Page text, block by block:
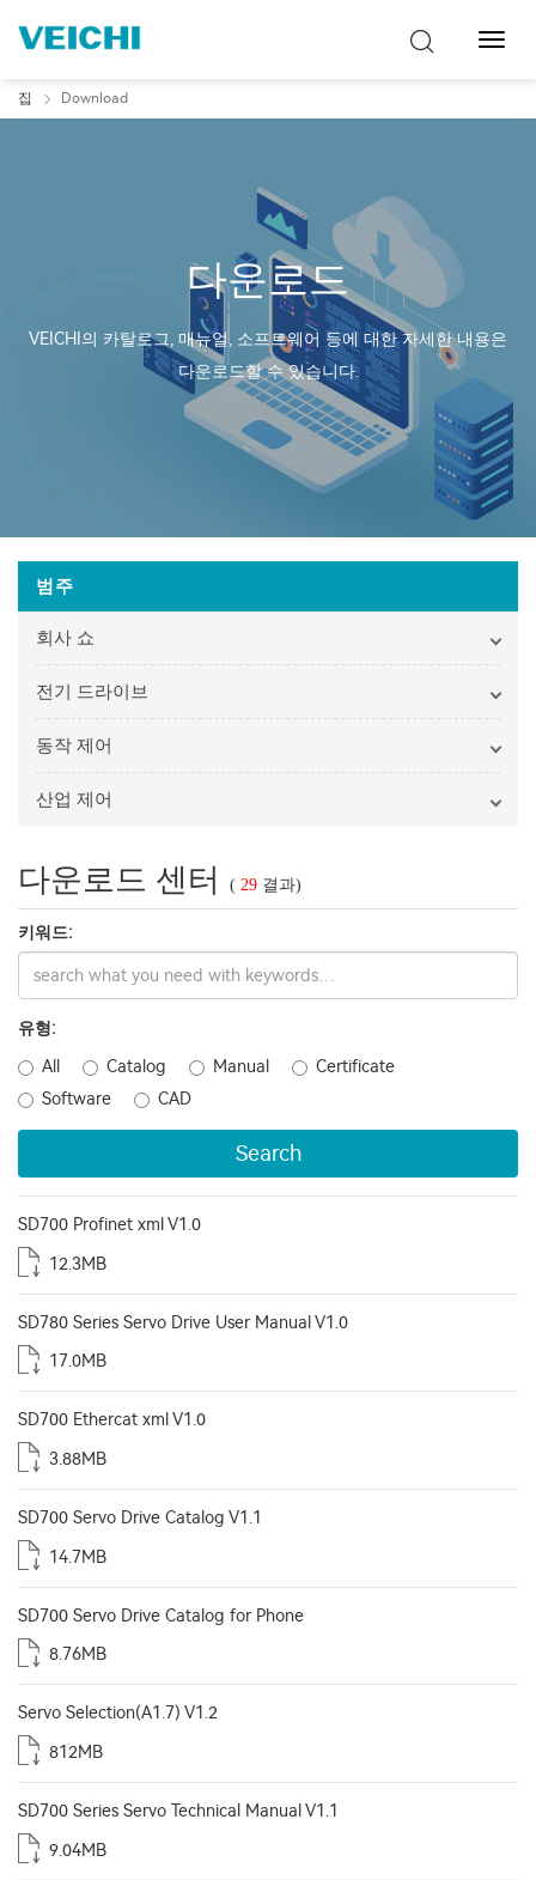
탐
집 Download
다운로드
VEICHI의 카탈로그, 매뉴얼, 소프트웨어 등에 대한 자세한 내용은
다운로드할 수 있습니다.
범주
회사 쇼
전기 드라이브
동작 제어
산업 제어
다운로드 센터 ( 29 결과)
키워드:
유형:
All
Catalog Manual
Certificate
Software
CAD
Search
SD700 Profinet xml V1.0
12.3MB
SD780 Series Servo Drive User Manual V1.0
17.0MB
SD700 Ethercat xml V1.0
3.88MB
SD700 Servo Drive Catalog V1.1
14.7MB
SD700 Servo Drive Catalog for Phone
8.76MB
Servo Selection(A1.7) V1.2
812MB
SD700 Series Servo Technical Manual V1.1
9.04MB